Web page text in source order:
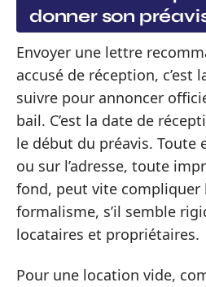
donner son
Envoyer une lettre
accusé de réception, c’est
suivre pour annoncer
bail. C’est la date de
le début du préavis. Toute
ou sur l’adresse, toute
fond, peut vite compliquer
formalisme, s’il semble
locataires et propriétaires.
Pour une location vide,